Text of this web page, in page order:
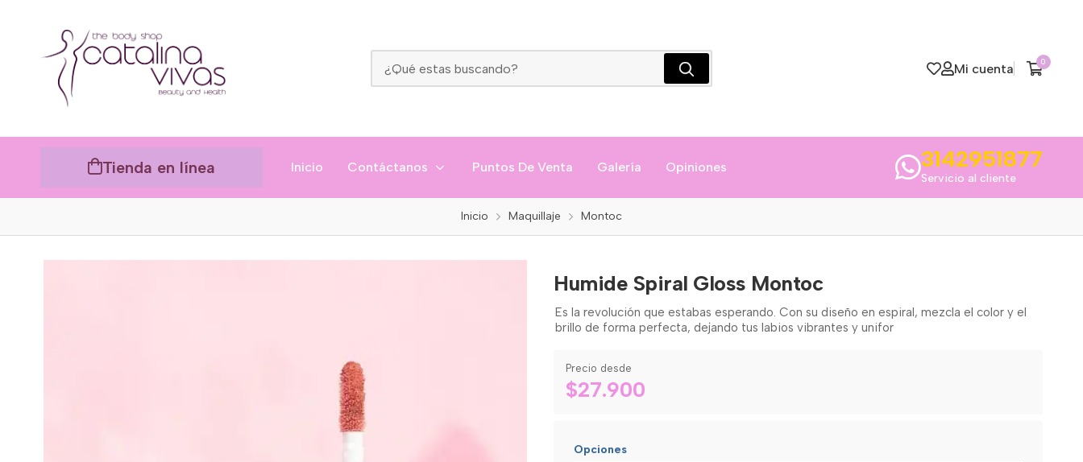
Mi cuenta 0
Tienda en línea Inicio Contáctanos Puntos De Venta Galería Opiniones 3142951877
Servicio al cliente
Inicio Maquillaje Montoc
Humide Spiral Gloss Montoc
Es la revolución que estabas esperando. Con su diseño en espiral, mezcla el color y el
brillo de forma perfecta, dejando tus labios vibrantes y unifor
Precio desde
$27.900
Opciones